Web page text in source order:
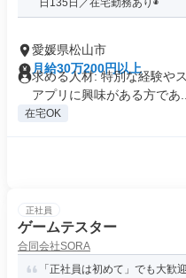
日135日／在宅勤務あり◉
愛媛県松山市
月給30万200円以上
求める人材: 特別な経験や
アプリに興味がある方であ...
在宅OK
正社員
ゲームテスター
合同会社SORA
「正社員は初めて」でも大歓